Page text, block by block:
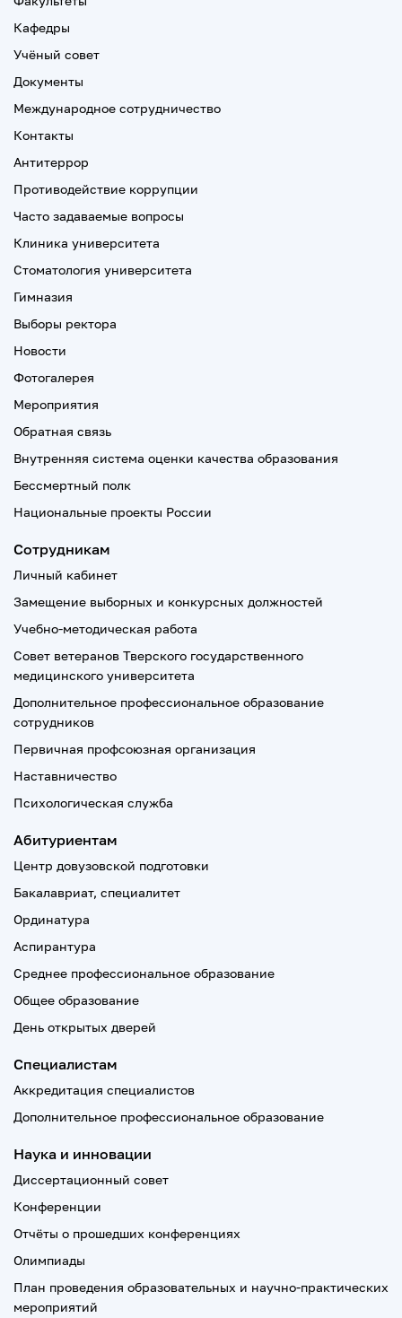
Кафедры
Учёный совет
Документы
Международное сотрудничество
Контакты
Антитеррор
Противодействие коррупции
Часто задаваемые вопросы
Клиника университета
Стоматология университета
Гимназия
Выборы ректора
Новости
Фотогалерея
Мероприятия
Обратная связь
Внутренняя система оценки качества образования
Бессмертный полк
Национальные проекты России
Сотрудникам
Личный кабинет
Замещение выборных и конкурсных должностей
Учебно-методическая работа
Совет ветеранов Тверского государственного
медицинского университета
Дополнительное профессиональное образование
сотрудников
Первичная профсоюзная организация
Наставничество
Психологическая служба
Абитуриентам
Центр довузовской подготовки
Бакалавриат, специалитет
Ординатура
Аспирантура
Среднее профессиональное образование
Общее образование
День открытых дверей
Специалистам
Аккредитация специалистов
Дополнительное профессиональное образование
Наука и инновации
Диссертационный совет
Конференции
Отчёты о прошедших конференциях
Олимпиады
План проведения образовательных и научно-практических
мероприятий